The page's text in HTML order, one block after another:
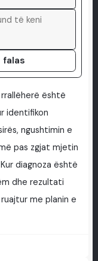
është
identifikon
ngushtimin e
pas zgjat mjetin
diagnoza është
dhe rezultati
me planin e